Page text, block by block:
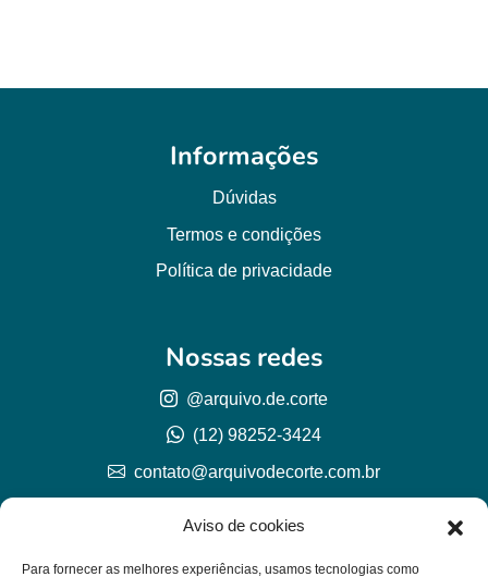
Aviso de cookies
Para fornecer as melhores experiências, usamos tecnologias como
Informações
Dúvidas
Termos e condições
Política de privacidade
Nossas redes
@arquivo.de.corte
(12) 98252-3424
contato@arquivodecorte.com.br